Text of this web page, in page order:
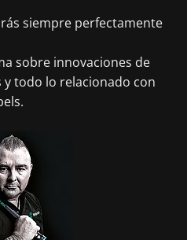
siempre perfectamente
sobre innovaciones de
todo lo relacionado con